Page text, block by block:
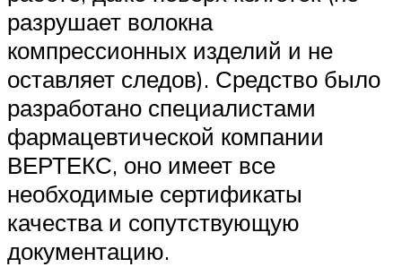
разрушает волокна
компрессионных изделий и не
оставляет следов). Средство было
разработано специалистами
фармацевтической компании
ВЕРТЕКС, оно имеет все
необходимые сертификаты
качества и сопутствующую
документацию.